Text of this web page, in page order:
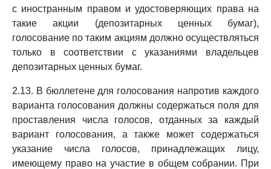
с иностранным правом и удостоверяющих права на
такие акции (депозитарных ценных бумаг),
голосование по таким акциям должно осуществляться
только в соответствии с указаниями владельцев
депозитарных ценных бумаг.
2.13. В бюллетене для голосования напротив каждого
варианта голосования должны содержаться поля для
проставления числа голосов, отданных за каждый
вариант голосования, а также может содержаться
указание числа голосов, принадлежащих лицу,
имеющему право на участие в общем собрании. При